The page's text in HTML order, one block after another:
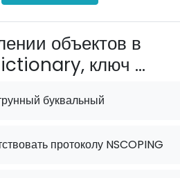
объектов в
ключ ...
буквальный
протоколу NSCOPING